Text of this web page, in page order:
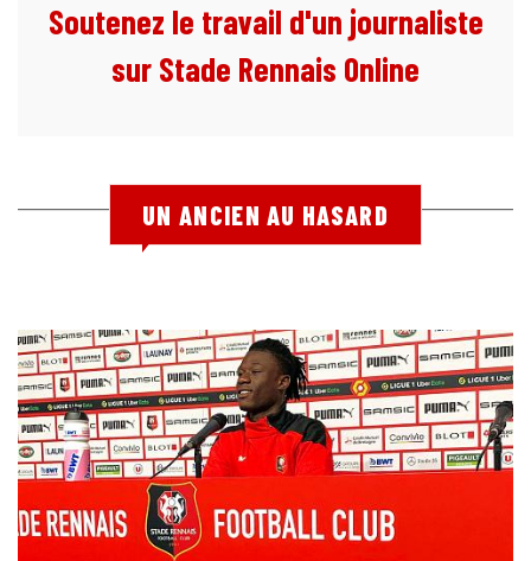
Soutenez le travail d'un journaliste
sur Stade Rennais Online
UN ANCIEN AU HASARD